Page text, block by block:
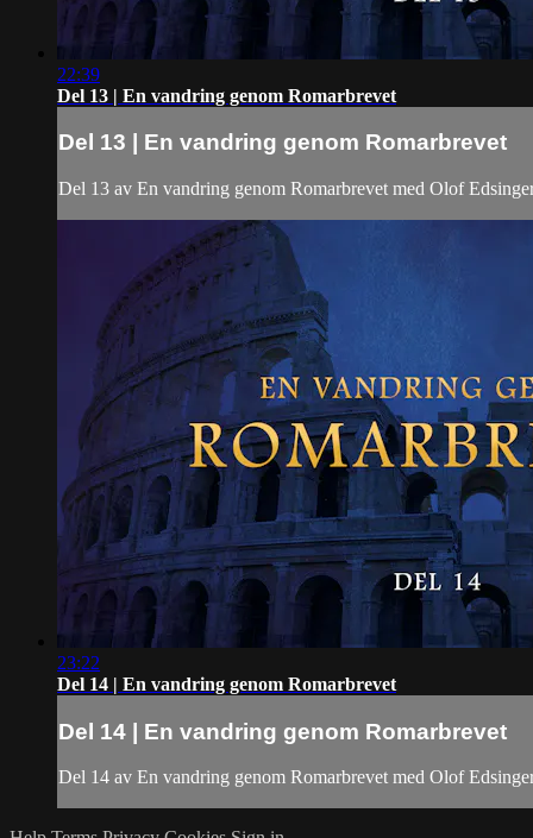
22:39
Del 13 | En vandring genom Romarbrevet
Del 13 | En vandring genom Romarbrevet
Del 13 av En vandring genom Romarbrevet med Olof
23:22
Del 14 | En vandring genom Romarbrevet
Del 14 | En vandring genom Romarbrevet
Del 14 av En vandring genom Romarbrevet med Olof